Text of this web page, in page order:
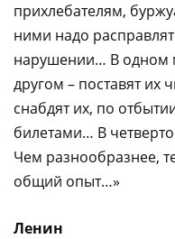
прихлебателям,
ними надо
нарушении… В одном
другом – поставят их
снабдят их, по
билетами… В
Чем разнообразнее,
общий опыт…»
Ленин